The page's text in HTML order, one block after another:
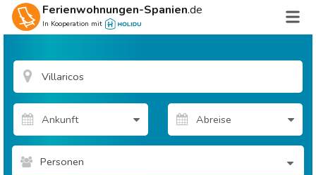
Ferienwohnungen-Spanien.de
In Kooperation mit
Personen